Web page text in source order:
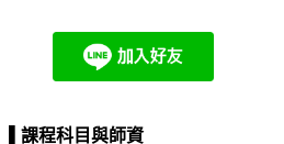
課程科目與師資